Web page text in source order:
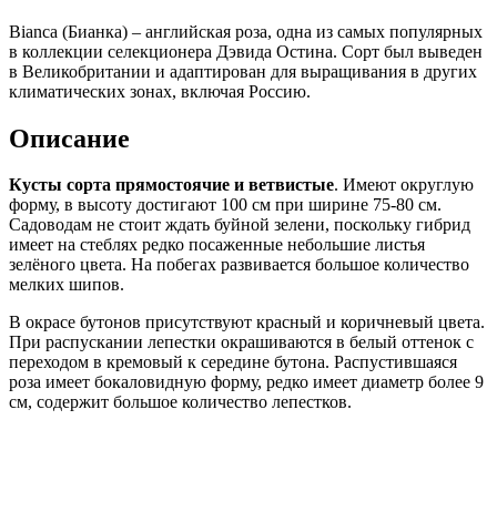
Bianca (Бианка) – английская роза, одна из самых популярных
в коллекции селекционера Дэвида Остина. Сорт был выведен
в Великобритании и адаптирован для выращивания в других
климатических зонах, включая Россию.
Описание
Кусты сорта прямостоячие и ветвистые. Имеют округлую
форму, в высоту достигают 100 см при ширине 75-80 см.
Садоводам не стоит ждать буйной зелени, поскольку гибрид
имеет на стеблях редко посаженные небольшие листья
зелёного цвета. На побегах развивается большое количество
мелких шипов.
В окрасе бутонов присутствуют красный и коричневый цвета.
При распускании лепестки окрашиваются в белый оттенок с
переходом в кремовый к середине бутона. Распустившаяся
роза имеет бокаловидную форму, редко имеет диаметр более 9
см, содержит большое количество лепестков.